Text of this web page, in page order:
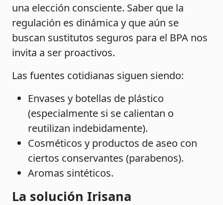
una elección consciente. Saber que la
regulación es dinámica y que aún se
buscan sustitutos seguros para el BPA nos
invita a ser proactivos.
Las fuentes cotidianas siguen siendo:
Envases y botellas de plástico
(especialmente si se calientan o
reutilizan indebidamente).
Cosméticos y productos de aseo con
ciertos conservantes (parabenos).
Aromas sintéticos.
La solución Irisana